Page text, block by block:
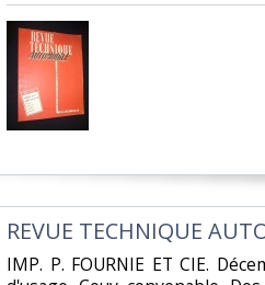
‎REVUE TECHNIQUE
‎IMP. P. FOURNIE ET CIE.